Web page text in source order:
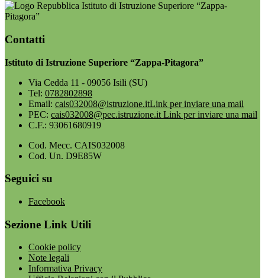
Istituto di Istruzione Superiore “Zappa-
Pitagora”
Contatti
Istituto di Istruzione Superiore “Zappa-Pitagora”
Via Cedda 11 - 09056 Isili (SU)
Tel: 0782802898
Email: cais032008@istruzione.itLink per inviare una mail
PEC: cais032008@pec.istruzione.it Link per inviare una mail
C.F.: 93061680919
Cod. Mecc. CAIS032008
Cod. Un. D9E85W
Seguici su
Facebook
Sezione Link Utili
Cookie policy
Note legali
Informativa Privacy